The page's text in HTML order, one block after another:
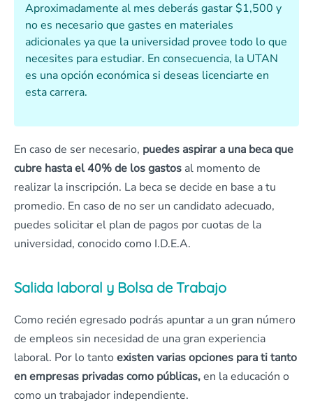
Aproximadamente al mes deberás gastar $1,500 y
no es necesario que gastes en materiales
adicionales ya que la universidad provee todo lo que
necesites para estudiar. En consecuencia, la UTAN
es una opción económica si deseas licenciarte en
esta carrera.
En caso de ser necesario, puedes aspirar a una beca que
cubre hasta el 40% de los gastos al momento de
realizar la inscripción. La beca se decide en base a tu
promedio. En caso de no ser un candidato adecuado,
puedes solicitar el plan de pagos por cuotas de la
universidad, conocido como I.D.E.A.
Salida laboral y Bolsa de Trabajo
Como recién egresado podrás apuntar a un gran número
de empleos sin necesidad de una gran experiencia
laboral. Por lo tanto existen varias opciones para ti tanto
en empresas privadas como públicas,en la educación o
como un trabajador independiente.